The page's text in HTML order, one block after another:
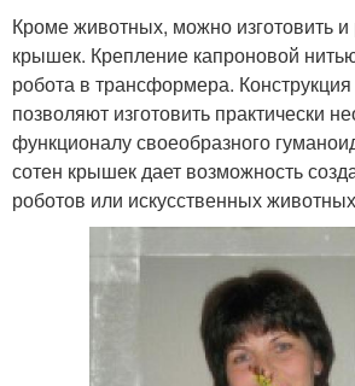
Кроме животных, можно изготовить и
крышек. Крепление капроновой
робота в трансформера.
позволяют изготовить практически
функционалу своеобразного
сотен крышек дает возможность
роботов или искусственных